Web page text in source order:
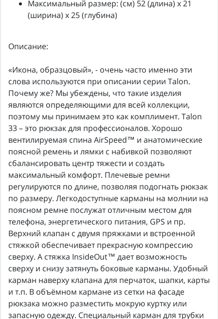
Максимальный размер: (см) 52 (длина) x 21
(ширина) x 25 (глубина)
Описание:
«Икона, образцовый», - очень часто именно эти
слова используются при описании серии Talon.
Почему же? Мы убеждены, что такие изделия
являются определяющими для всей коллекции,
поэтому мы принимаем это как комплимент. Talon
33 – это рюкзак для профессионалов. Хорошо
вентилируемая спина AirSpeed™ и анатомические
поясной ремень и лямки с набивкой позволяют
сбалансировать центр тяжести и создать
максимальный комфорт. Плечевые ремни
регулируются по длине, позволяя подогнать рюкзак
по размеру. Легкодоступные карманы на молнии на
поясном ремне послужат отличным местом для
телефона, энергетического питания, GPS и пр.
Верхний клапан с двумя пряжками и встроенной
стяжкой обеспечивает прекрасную компрессию
сверху. А стяжка InsideOut™ дает возможность
сверху и снизу затянуть боковые карманы. Удобный
карман наверху клапана для перчаток, шапки, карты
и т.п. В объёмном кармане из сетки на фасаде
рюкзака можно разместить мокрую куртку или
запасную одежду. Специальный карман для трубки